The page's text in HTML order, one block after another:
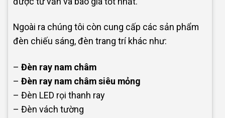
Ngoài ra chúng tôi còn cung cấp các sản phẩm
đèn chiếu sáng, đèn trang trí khác như:
– Đèn ray nam châm
– Đèn ray nam châm siêu mỏng
– Đèn LED rọi thanh ray
– Đèn vách tường